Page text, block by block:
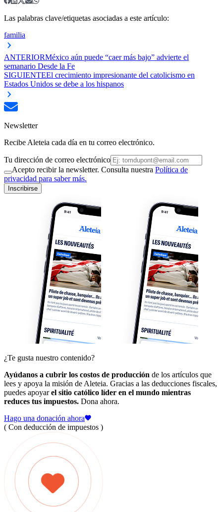
Las palabras clave/etiquetas asociadas a este artículo:
familia
ANTERIORMéxico aún puede “caer más bajo” advierte el
semanario Desde la Fe
SIGUIENTEEl crecimiento impresionante del catolicismo en
Estados Unidos se debe a los hispanos
Newsletter
Recibe Aleteia cada día en tu correo electrónico.
Tu dirección de correo electrónico
Acepto recibir la newsletter. Consulta nuestra Política de
privacidad para saber más.
Inscribirse
¿Te gusta nuestro contenido?
Ayúdanos a cubrir los costos de producción de los artículos que
lees y apoya la misión de Aleteia. Gracias a las deducciones fiscales,
puedes apoyarel sitio católico líder en el mundo mientras
reduces tus impuestos. Dona ahora.
Hago una donación ahora
( Con deducción de impuestos )